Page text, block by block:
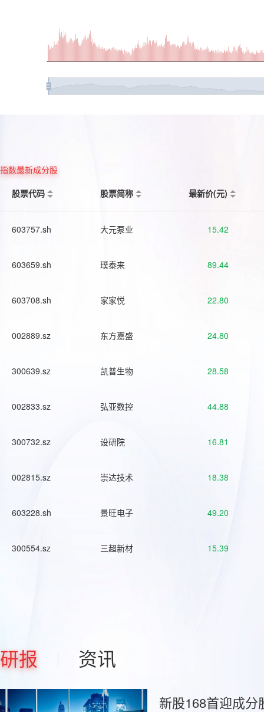
指数最新成分股
股票代码
股票简称 最新价(元)
603757.sh 大元泵业 15.42
603659.sh 璞泰来 89.44
603708.sh 家家悦 22.80
002889.sz 东方嘉盛 24.80
300639.sz 凯普生物 28.58
002833.sz 弘亚数控 44.88
300732.sz 设研院 16.81
002815.sz 崇达技术 18.38
603228.sh 景旺电子 49.20
300554.sz 三超新材 15.39
研报 资讯
新股168首迎成